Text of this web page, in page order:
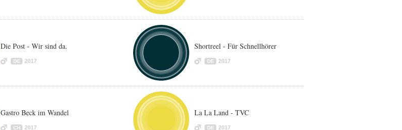
Die Post - Wir sind da.
DE 2017
Shortreel - Für Schnellhörer
DE 2017
Gastro Beck im Wandel
CH 2017
La La Land - TVC
DE 2017